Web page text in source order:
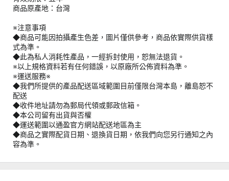
商品原產地：台灣
※注意事項
◆商品可能因拍攝產生色差，圖片僅供參考，商品依實際供貨樣
式為準。
◆此為私人消耗性產品，一經拆封使用，恕無法退貨。
※以上規格資料若有任何錯誤，以原廠所公佈資料為準。
※運送服務※
◆我們所提供的產品配送區域範圍目前僅限台灣本島，離島恕不
配送
◆收件地址請勿為郵局代領或郵政信箱。
◆本公司留有出貨與否權
◆運送範圍以通盈官方網站配送地區為主
◆商品之實際配貨日期、退換貨日期，依我們向您另行通知之內
容為準。